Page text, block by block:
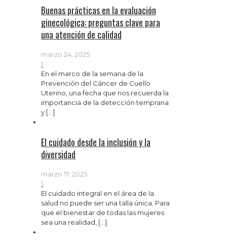
Buenas prácticas en la evaluación
ginecológica: preguntas clave para
una atención de calidad
marzo 24, 2025
1
En el marco de la semana de la
Prevención del Cáncer de Cuello
Uterino, una fecha que nos recuerda la
importancia de la detección temprana
y […]
El cuidado desde la inclusión y la
diversidad
marzo 17, 2025
1
El cuidado integral en el área de la
salud no puede ser una talla única. Para
que el bienestar de todas las mujeres
sea una realidad, […]